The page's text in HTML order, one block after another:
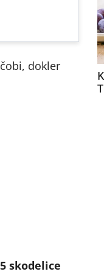
dokler
skodelice